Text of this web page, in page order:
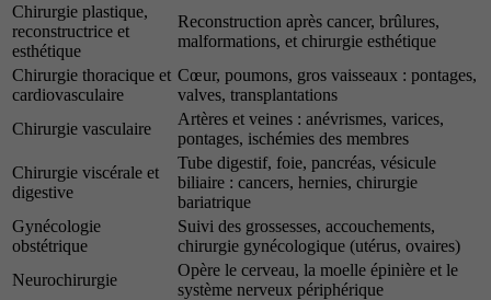
Chirurgie plastique,
reconstructrice et
esthétique
Reconstruction après cancer, brûlures,
malformations, et chirurgie esthétique
Chirurgie thoracique et
cardiovasculaire
Cœur, poumons, gros vaisseaux : pontages,
valves, transplantations
Chirurgie vasculaire
Artères et veines : anévrismes, varices,
pontages, ischémies des membres
Chirurgie viscérale et
digestive
Tube digestif, foie, pancréas, vésicule
biliaire : cancers, hernies, chirurgie
bariatrique
Gynécologie
obstétrique
Suivi des grossesses, accouchements,
chirurgie gynécologique (utérus, ovaires)
Neurochirurgie
Opère le cerveau, la moelle épinière et le
système nerveux périphérique